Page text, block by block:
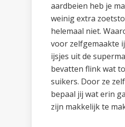
aardbeien heb je
weinig extra
helemaal niet.
voor zelfgemaakte
ijsjes uit de
bevatten flink wat
suikers. Door ze
bepaal jij wat erin
zijn makkelijk te